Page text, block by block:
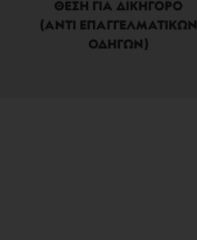
ΘΕΣΗ ΓΙΑ ΔΙΚΗΓΟΡΟ
(ΑΝΤΙ ΕΠΑΓΓΕΛΜΑΤΙΚΩΝ
ΟΔΗΓΩΝ)